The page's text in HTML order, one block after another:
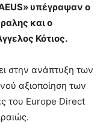
υπέγραψαν ο
και ο
Κότιος.
στην ανάπτυξη των
αξιοποίηση των
του Europe Direct